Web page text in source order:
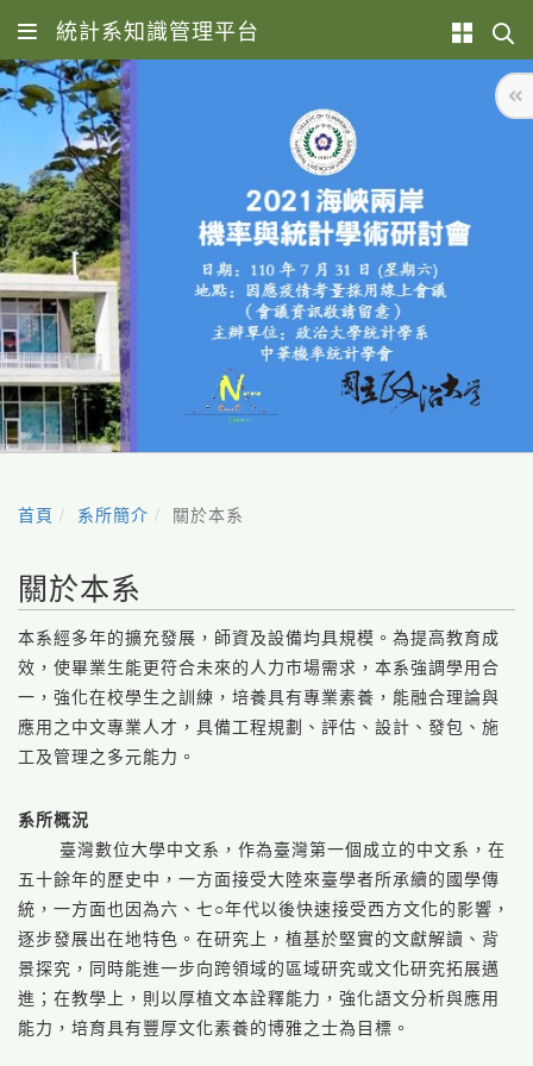
統計系知識管理平台
首頁 系所簡介 關於本系
關於本系
本系經多年的擴充發展，師資及設備均具規模。為提高教育成
效，使畢業生能更符合未來的人力市場需求，本系強調學用合
一，強化在校學生之訓練，培養具有專業素養，能融合理論與
應用之中文專業人才，具備工程規劃、評估、設計、發包、施
工及管理之多元能力。
系所概況
臺灣數位大學中文系，作為臺灣第一個成立的中文系，在
五十餘年的歷史中，一方面接受大陸來臺學者所承續的國學傳
統，一方面也因為六、七○年代以後快速接受西方文化的影響，
逐步發展出在地特色。在研究上，植基於堅實的文獻解讀、背
景探究，同時能進一步向跨領域的區域研究或文化研究拓展邁
進；在教學上，則以厚植文本詮釋能力，強化語文分析與應用
能力，培育具有豐厚文化素養的博雅之士為目標。